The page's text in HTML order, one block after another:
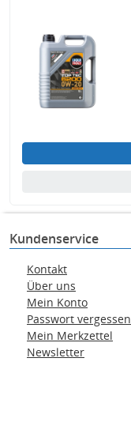
Kundenservice
Kontakt
Über uns
Mein Konto
Passwort vergessen
Mein Merkzettel
Newsletter